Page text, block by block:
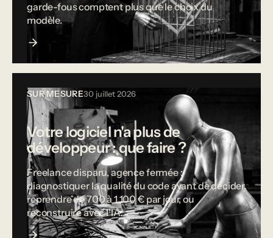
garde-fous comptent plus que le choix du
modèle.
SUR MESURE30 juillet 2026
Votre logiciel n'a plus de
développeur : que faire ?
Freelance disparu, agence fermée :
diagnostiquer la qualité du code avant de décider,
reprendre de 700 à 1 100 € par jour, ou
reconstruire avec l'IA.